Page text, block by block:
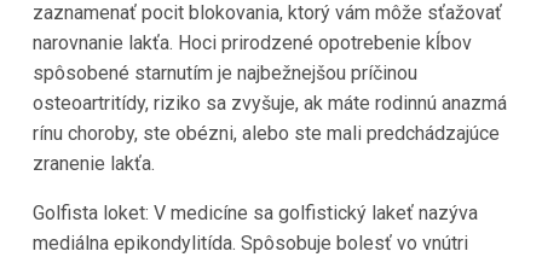
zaznamenať pocit blokovania, ktorý vám môže sťažovať
narovnanie lakťa. Hoci prirodzené opotrebenie kĺbov
spôsobené starnutím je najbežnejšou príčinou
osteoartritídy, riziko sa zvyšuje, ak máte rodinnú anazmá
rínu choroby, ste obézni, alebo ste mali predchádzajúce
zranenie lakťa.
Golfista loket: V medicíne sa golfistický lakeť nazýva
mediálna epikondylitída. Spôsobuje bolesť vo vnútri